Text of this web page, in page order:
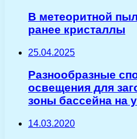
В метеоритной
ранее кристаллы
25.04.2025
Разнообразные
освещения для
зоны бассейна на
14.03.2020